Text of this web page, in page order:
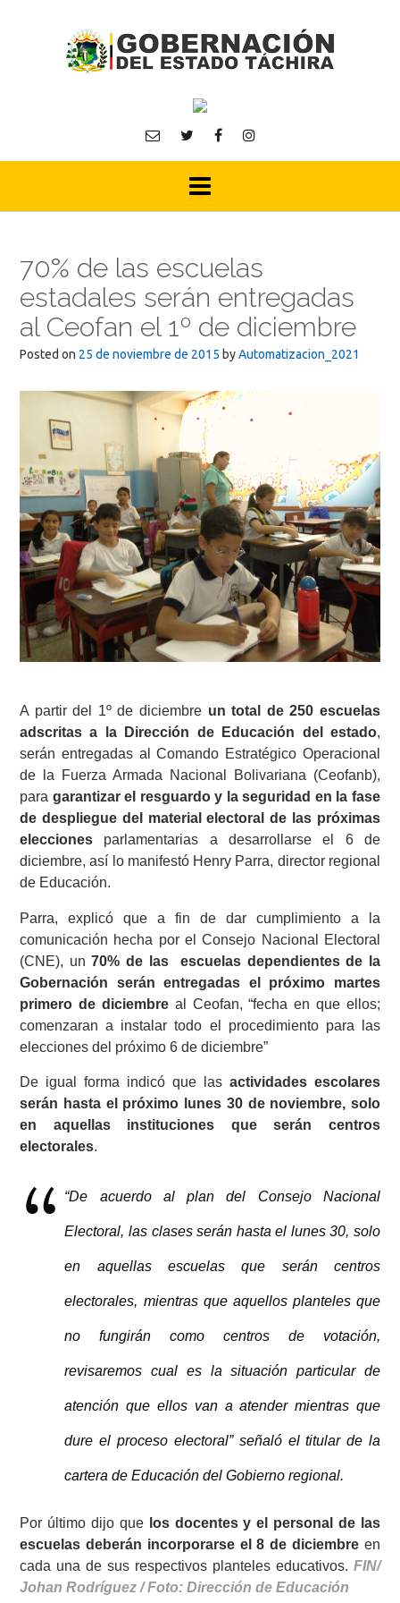
70% de las escuelas
estadales serán entregadas
al Ceofan el 1º de diciembre
Posted on 25 de noviembre de 2015 byAutomatizacion_2021
A partir del 1º de diciembre un total de 250 escuelas
adscritas a la Dirección de Educación del estado,
serán entregadas al Comando Estratégico Operacional
de la Fuerza Armada Nacional Bolivariana (Ceofanb),
para garantizar el resguardo y la seguridad en la fase
de despliegue del material electoral de las próximas
elecciones parlamentarias a desarrollarse el 6 de
diciembre, así lo manifestó Henry Parra, director regional
de Educación.
Parra, explicó que a fin de dar cumplimiento a la
comunicación hecha por el Consejo Nacional Electoral
(CNE), un70% de las escuelas dependientes de la
Gobernación serán entregadas el próximo martes
primero de diciembreal Ceofan, “fecha en que ellos;
comenzaran a instalar todo el procedimiento para las
elecciones del próximo 6 de diciembre”
De igual forma indicó que las actividades escolares
serán hasta el próximo lunes 30 de noviembre, solo
en aquellas instituciones que serán centros
electorales.
“De acuerdo al plan del Consejo Nacional
Electoral, las clases serán hasta el lunes 30, solo
en aquellas escuelas que serán centros
electorales, mientras que aquellos planteles que
no fungirán como centros de votación,
revisaremos cual es la situación particular de
atención que ellos van a atender mientras que
dure el proceso electoral” señaló el titular de la
cartera de Educación del Gobierno regional.
Por último dijo que los docentes y el personal de las
escuelas deberán incorporarse el 8 de diciembre en
cada una de sus respectivos planteles educativos. FIN/
Johan Rodríguez / Foto: Dirección de Educación